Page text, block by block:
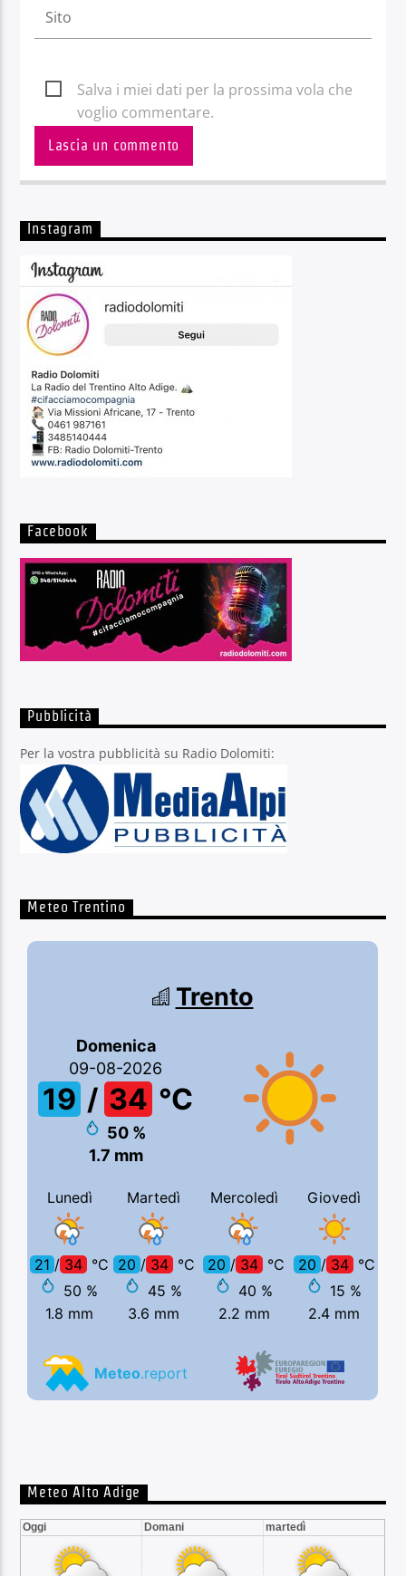
Salva i miei dati per la prossima vola che
voglio commentare.
Instagram
Facebook
Pubblicità
Per la vostra pubblicità su Radio Dolomiti:
Meteo Trentino
Meteo Alto Adige
Oggi Domani martedì